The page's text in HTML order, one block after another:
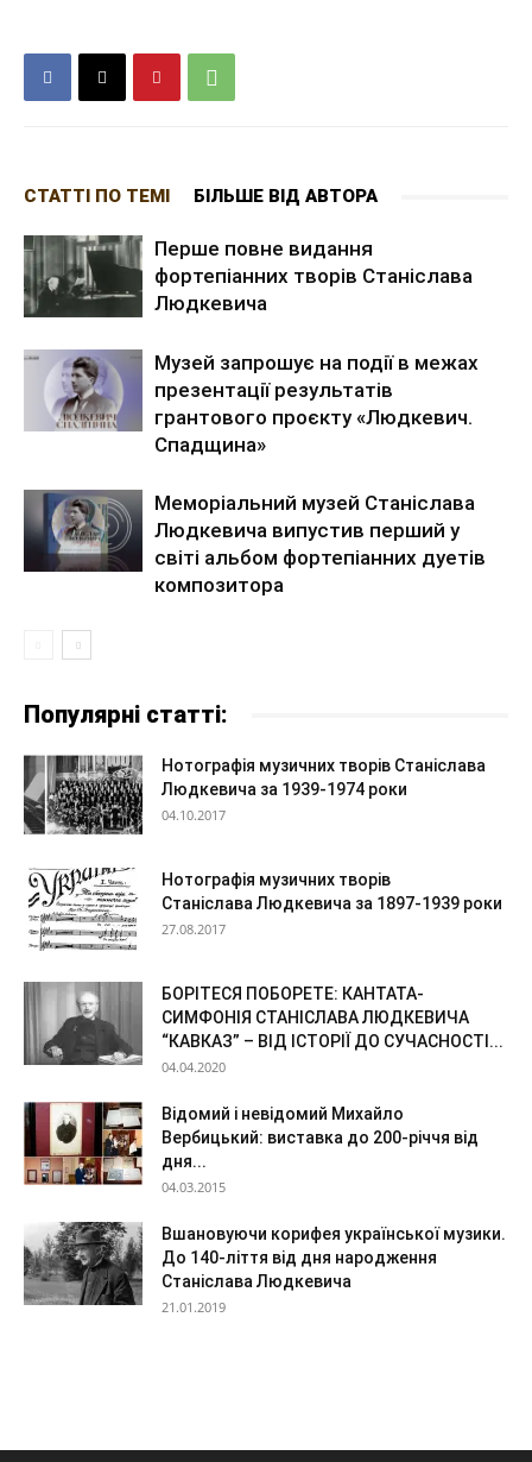
СТАТТІ ПО ТЕМІ БІЛЬШЕ ВІД АВТОРА
Перше повне видання
фортепіанних творів Станіслава
Людкевича
Музей запрошує на події в межах
презентації результатів
грантового проєкту «Людкевич.
Спадщина»
Меморіальний музей Станіслава
Людкевича випустив перший у
світі альбом фортепіанних дуетів
композитора
Популярні статті:
Нотографія музичних творів Станіслава
Людкевича за 1939-1974 роки
04.10.2017
Нотографія музичних творів
Станіслава Людкевича за 1897-1939 роки
27.08.2017
БОРІТЕСЯ ПОБОРЕТЕ: КАНТАТА-
СИМФОНІЯ СТАНІСЛАВА ЛЮДКЕВИЧА
“КАВКАЗ” – ВІД ІСТОРІЇ ДО СУЧАСНОСТІ...
04.04.2020
Відомий і невідомий Михайло
Вербицький: виставка до 200-річчя від
дня...
04.03.2015
Вшановуючи корифея української музики.
До 140-ліття від дня народження
Станіслава Людкевича
21.01.2019